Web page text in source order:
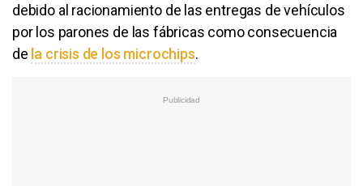
debido al racionamiento de las entregas de vehículos
por los parones de las fábricas como consecuencia
de la crisis de los microchips.